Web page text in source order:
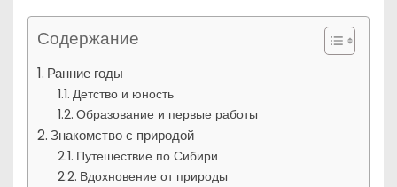
Содержание
Ранние годы
Детство и юность
Образование и первые работы
Знакомство с природой
Путешествие по Сибири
Вдохновение от природы